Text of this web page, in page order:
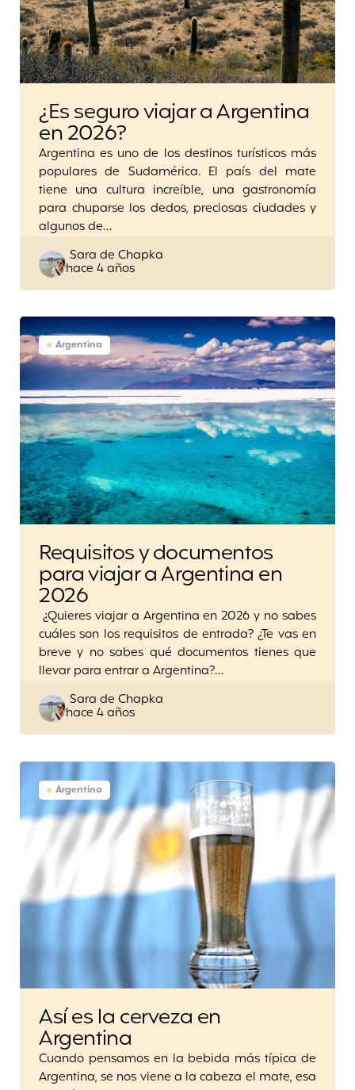
¿Es seguro viajar a Argentina
en 2026?
Argentina es uno de los destinos turísticos más
populares de Sudamérica. El país del mate
tiene una cultura increíble, una gastronomía
para chuparse los dedos, preciosas ciudades y
algunos de…
Posted
by
Sara de Chapka
hace 4 años
Argentina
Requisitos y documentos
para viajar a Argentina en
2026
¿Quieres viajar a Argentina en 2026 y no sabes
cuáles son los requisitos de entrada? ¿Te vas en
breve y no sabes qué documentos tienes que
llevar para entrar a Argentina?…
Posted
by
Sara de Chapka
hace 4 años
Argentina
Así es la cerveza en
Argentina
Cuando pensamos en la bebida más típica de
Argentina, se nos viene a la cabeza el mate, esa